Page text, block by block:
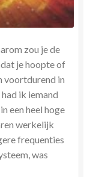
zou je de
je hoopte of
voortdurend in
ik iemand
een heel hoge
werkelijk
frequenties
was